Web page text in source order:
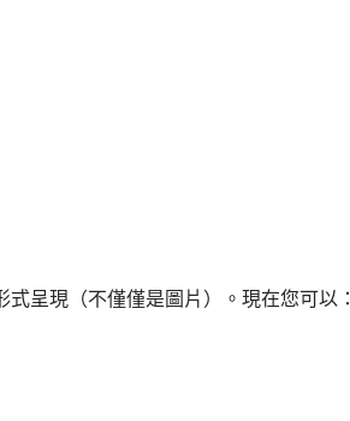
呈現（不僅僅是圖片）。現在您可以：